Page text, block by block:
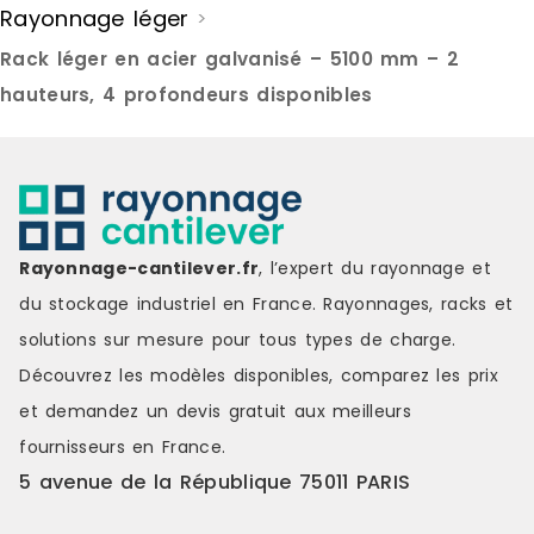
cm Poids : 11,82 kg Pieds en
caoutchouc antidérapants 5
niveaux de rangement Surface
poudrée résistante à la rouille
d'instructions Délai de livraison : 3-
7 jours ouvrés
x Étagère à 5
Rayonnage léger >
Rack léger en acier galvanisé – 5100 mm – 2
hauteurs, 4 profondeurs disponibles
Rayonnage-cantilever.fr, l’expert du rayonnage et
du stockage industriel en France. Rayonnages, racks et
solutions sur mesure pour tous types de charge.
Découvrez les modèles disponibles, comparez les prix
et demandez un devis gratuit aux meilleurs
fournisseurs en France.
5 avenue de la République 75011 PARIS